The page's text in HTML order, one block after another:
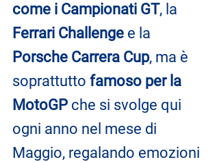
come i Campionati GT, la
Ferrari Challenge e la
Porsche Carrera Cup, ma è
soprattutto famoso per la
MotoGP che si svolge qui
ogni anno nel mese di
Maggio, regalando emozioni